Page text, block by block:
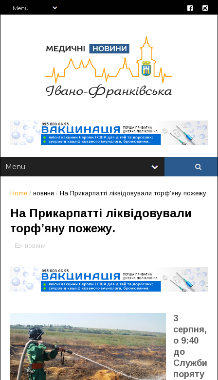
Home / новини / На Прикарпатті ліквідовували торф’яну пожежу.
На Прикарпатті ліквідовували
торф’яну пожежу.
новини
3
серпня,
о 9:40
до
Служби
поряту